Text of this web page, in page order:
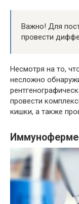
Важно! Для
провести
Несмотря на то,
несложно
провести
кишки, а также